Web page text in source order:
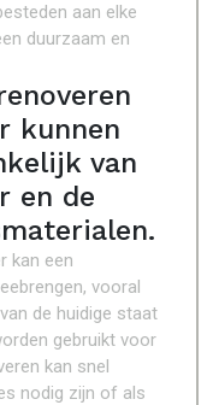
aan elke
duurzaam en
kunnen
van
en de
kan een
vooral
de huidige staat
gebruikt voor
kan snel
nodig zijn of als